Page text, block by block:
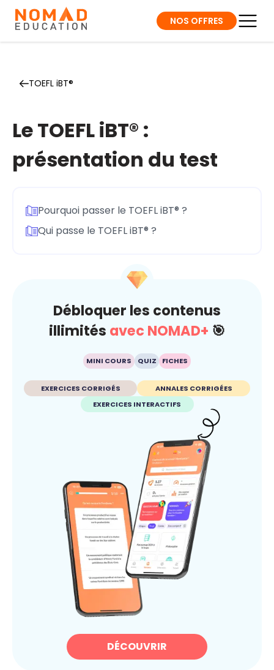
NOS OFFRES
TOEFL iBT®
Le TOEFL iBT® :
présentation du test
Pourquoi passer le TOEFL iBT® ?
Qui passe le TOEFL iBT® ?
Débloquer les contenus
illimités avec NOMAD+ 🎯
MINI COURS QUIZ FICHES
EXERCICES CORRIGÉS
ANNALES CORRIGÉES
EXERCICES INTERACTIFS
DÉCOUVRIR